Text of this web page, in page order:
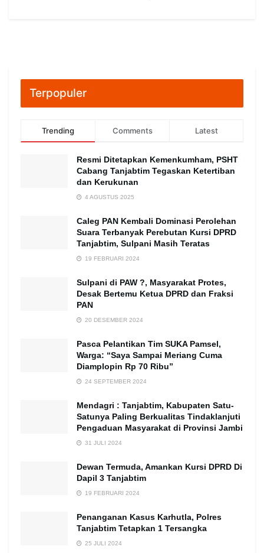
Terpopuler
Trending Comments Latest
Resmi Ditetapkan Kemenkumham, PSHT
Cabang Tanjabtim Tegaskan Ketertiban
dan Kerukunan
4 AGUSTUS 2025
Caleg PAN Kembali Dominasi Perolehan
Suara Terbanyak Perebutan Kursi DPRD
Tanjabtim, Sulpani Masih Teratas
19 FEBRUARI 2024
Sulpani di PAW ?, Masyarakat Protes,
Desak Bertemu Ketua DPRD dan Fraksi
PAN
20 DESEMBER 2024
Pasca Pelantikan Tim SUKA Pamsel,
Warga: “Saya Sampai Meriang Cuma
Diamplopin Rp 70 Ribu”
24 SEPTEMBER 2024
Mendagri : Tanjabtim, Kabupaten Satu-
Satunya Paling Berkualitas Tindaklanjuti
Pengaduan Masyarakat di Provinsi Jambi
31 JULI 2024
Dewan Termuda, Amankan Kursi DPRD Di
Dapil 3 Tanjabtim
19 FEBRUARI 2024
Penanganan Kasus Karhutla, Polres
Tanjabtim Tetapkan 1 Tersangka
25 JULI 2024